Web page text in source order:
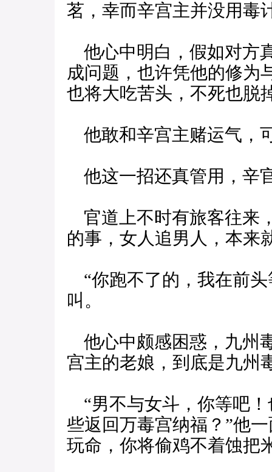
茗，幸而辛宫主并没用毒
他心中明白，假如对方
成问题，也许凭他的修为
也将大吃苦头，不死也脱
他敢和辛宫主赌运气，
他这一招还真管用，辛
官道上不时有旅客往来
的事，女人追男人，本来
“你跑不了的，我在前头
叫。
他心中颇感困惑，九州
宫主的老娘，到底是九州
“男不与女斗，你等吧
些返回万毒宫纳福？”他
玩命，你将偷鸡不着蚀